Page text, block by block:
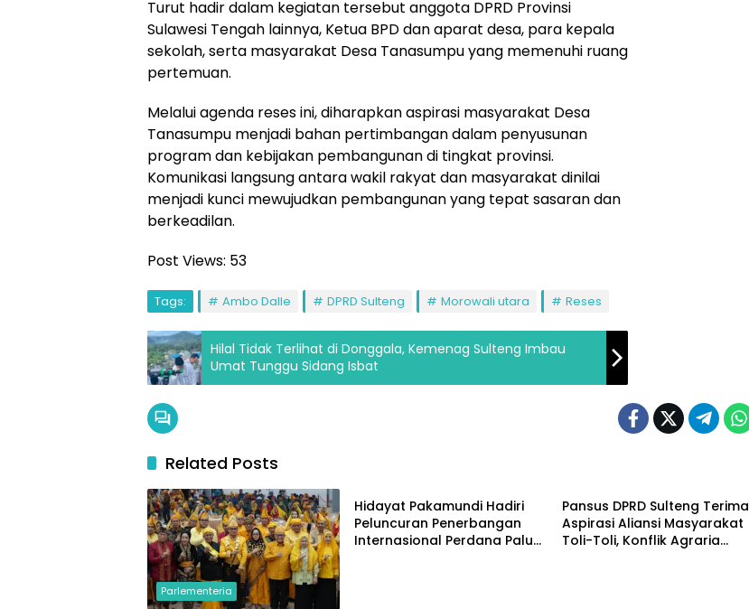
Turut hadir dalam kegiatan tersebut anggota DPRD Provinsi
Sulawesi Tengah lainnya, Ketua BPD dan aparat desa, para kepala
sekolah, serta masyarakat Desa Tanasumpu yang memenuhi ruang
pertemuan.
Melalui agenda reses ini, diharapkan aspirasi masyarakat Desa
Tanasumpu menjadi bahan pertimbangan dalam penyusunan
program dan kebijakan pembangunan di tingkat provinsi.
Komunikasi langsung antara wakil rakyat dan masyarakat dinilai
menjadi kunci mewujudkan pembangunan yang tepat sasaran dan
berkeadilan.
Post Views: 53
Tags: Ambo Dalle DPRD Sulteng Morowali utara Reses
Hilal Tidak Terlihat di Donggala, Kemenag Sulteng Imbau
Umat Tunggu Sidang Isbat
Related Posts
Parlementeria
Hidayat Pakamundi Hadiri
Peluncuran Penerbangan
Internasional Perdana Palu–
Pansus DPRD Sulteng Terima
Aspirasi Aliansi Masyarakat
Toli-Toli, Konflik Agraria